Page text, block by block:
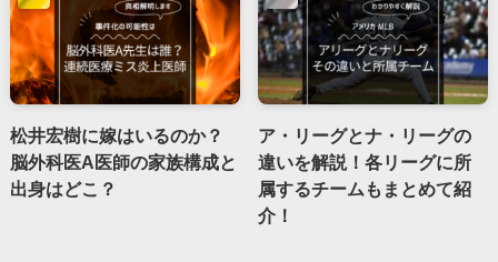
松井宏樹に嫁はいるのか？
脳外科医A医師の家族構成と
出身はどこ？
ア・リーグとナ・リーグの
違いを解説！各リーグに所
属するチームもまとめて紹
介！